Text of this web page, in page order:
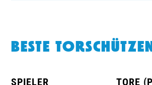
BESTE
SPIELER TORE